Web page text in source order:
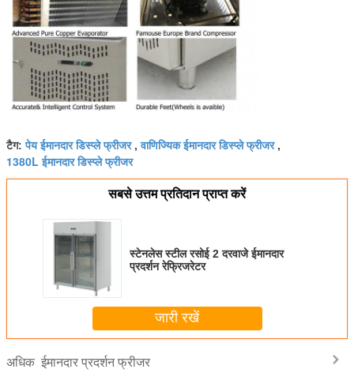
टैग:पेय ईमानदार डिस्प्ले फ्रीजर,वाणिज्यिक ईमानदार डिस्प्ले फ्रीजर,
1380L ईमानदार डिस्प्ले फ्रीजर
सबसे उत्तम प्रतिदान प्राप्त करें
स्टेनलेस स्टील रसोई 2 दरवाजे ईमानदार
प्रदर्शन रेफ्रिजरेटर
जारी रखें
अधिक ईमानदार प्रदर्शन फ्रीजर